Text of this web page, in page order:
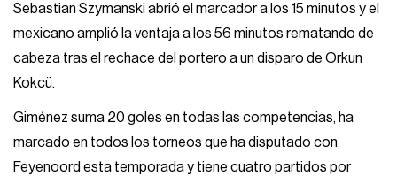
Sebastian Szymanski abrió el marcador a los 15 minutos y el
mexicano amplió la ventaja a los 56 minutos rematando de
cabeza tras el rechace del portero a un disparo de Orkun
Kokcü.
Giménez suma 20 goles en todas las competencias, ha
marcado en todos los torneos que ha disputado con
Feyenoord esta temporada y tiene cuatro partidos por